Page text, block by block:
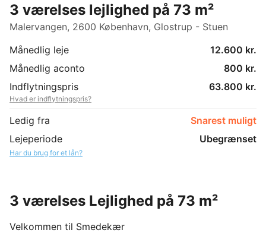
3 værelses lejlighed på 73 m²
Malervangen, 2600 København, Glostrup - Stuen
Månedlig leje
12.600 kr.
Månedlig aconto
800 kr.
Indflytningspris
63.800 kr.
Hvad er indflytningspris?
Ledig fra
Snarest muligt
Lejeperiode
Ubegrænset
Har du brug for et lån?
3 værelses Lejlighed på 73 m²
Velkommen til Smedekær